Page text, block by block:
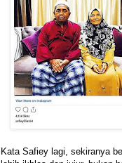
Kata Safiey lagi, sekiranya